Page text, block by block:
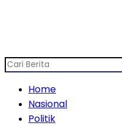
Home
Nasional
Politik